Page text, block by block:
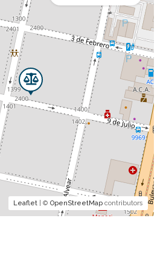
Leaflet | © OpenStreetMap contributors